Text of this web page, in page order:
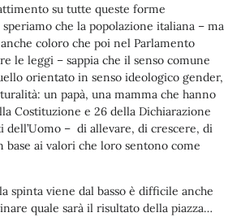
su tutte queste forme
che la popolazione italiana – ma
coloro che poi nel Parlamento
le leggi – sappia che il senso comune
orientato in senso ideologico gender,
un papà, una mamma che hanno
Costituzione e 26 della Dichiarazione
– di allevare, di crescere, di
ai valori che loro sentono come
spinta viene dal basso è difficile anche
quale sarà il risultato della piazza…